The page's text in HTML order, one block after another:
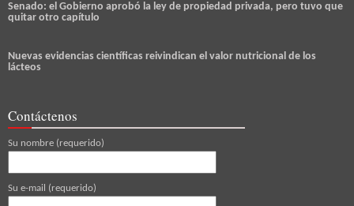
Senado: el Gobierno aprobó la ley de propiedad privada, pero tuvo que
quitar otro capítulo
Nuevas evidencias científicas reivindican el valor nutricional de los
lácteos
Contáctenos
Su nombre (requerido)
Su e-mail (requerido)